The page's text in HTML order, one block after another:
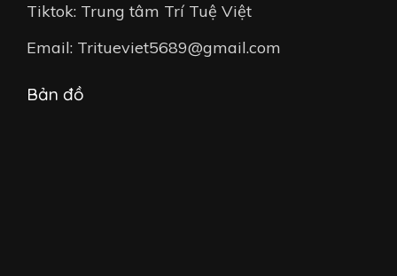
Tiktok: Trung tâm Trí Tuệ Việt
Email: Tritueviet5689@gmail.com
Bản đồ